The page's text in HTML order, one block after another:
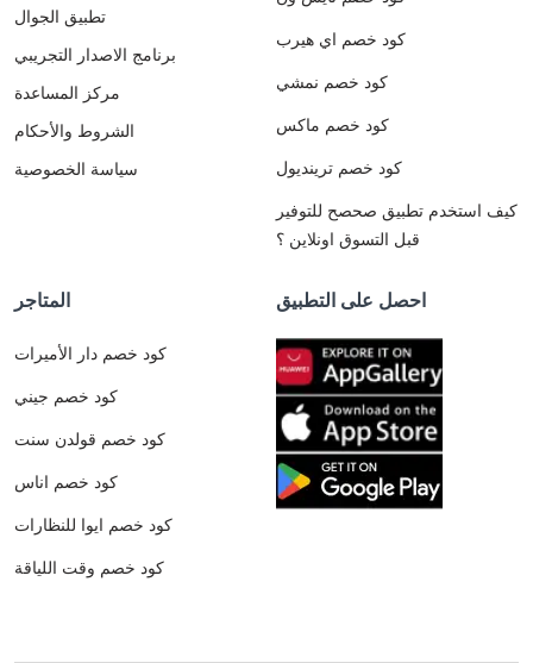
تطبيق الجوال
برنامج الاصدار التجريبي
مركز المساعدة
الشروط والأحكام
سياسة الخصوصية
كود خصم اي هيرب
كود خصم نمشي
كود خصم ماكس
كود خصم ترينديول
كيف استخدم تطبيق صحصح للتوفير
قبل التسوق اونلاين ؟
المتاجر
كود خصم دار الأميرات
كود خصم جيني
كود خصم قولدن سنت
كود خصم اناس
كود خصم ايوا للنظارات
كود خصم وقت اللياقة
احصل على التطبيق